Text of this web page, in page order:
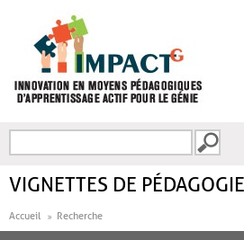
FORMULAIRE DE
VIGNETTES DE
Accueil Recherche